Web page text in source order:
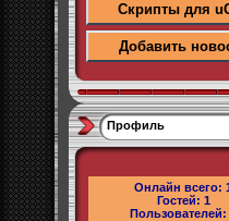
Скрипты для
Добавить
Профиль
Онлайн всего:
Гостей: 1
Пользователей: